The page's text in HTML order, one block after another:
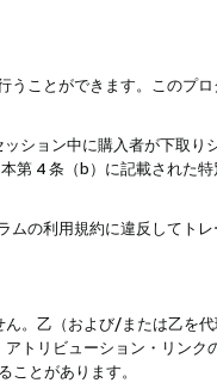
ことができます。このプ
ョン中に購入者が下取り
第 4 条（b）に記載された
の利用規約に違反してト
。乙（および/または乙を
トリビューション・リンク
とがあります。